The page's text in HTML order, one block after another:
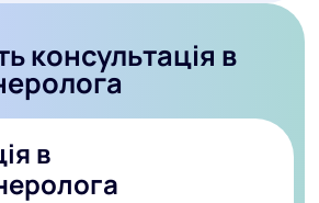
консультація в
в